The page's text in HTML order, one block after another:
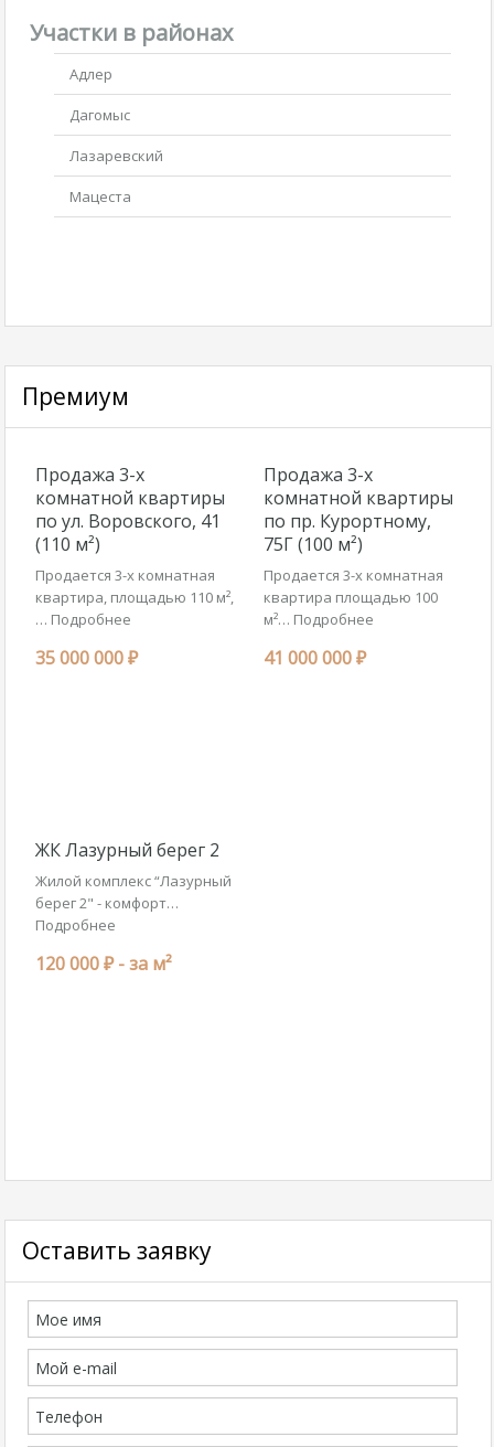
Участки в районах
Адлер
Дагомыс
Лазаревский
Мацеста
Премиум
Продажа 3-х
комнатной квартиры
по ул. Воровского, 41
(110 м²)
Продается 3-х комнатная
квартира, площадью 110 м²,
… Подробнее
35 000 000 ₽
Продажа 3-х
комнатной квартиры
по пр. Курортному,
75Г (100 м²)
Продается 3-х комнатная
квартира площадью 100
м²… Подробнее
41 000 000 ₽
ЖК Лазурный берег 2
Жилой комплекс “Лазурный
берег 2" - комфорт…
Подробнее
120 000 ₽ -за м²
Оставить заявку